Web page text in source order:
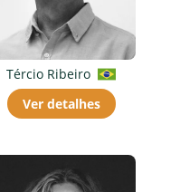
Tércio Ribeiro
Ver detalhes